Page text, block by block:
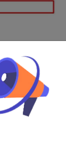
را نگاه به